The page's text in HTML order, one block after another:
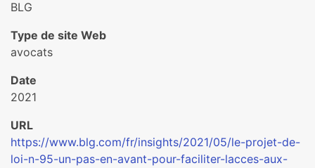
BLG
Type de site Web
avocats
Date
2021
URL
https://www.blg.com/fr/insights/2021/05/le-projet-de-
loi-n-95-un-pas-en-avant-pour-faciliter-lacces-aux-